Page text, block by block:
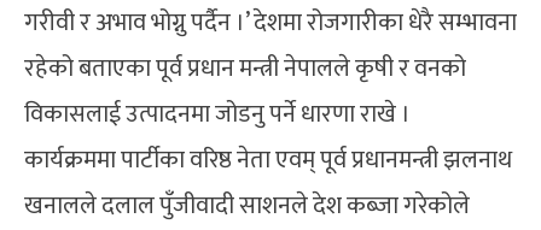
गरीवी र अभाव भोग्नु पर्दैन ।’ देशमा रोजगारीका धेरै सम्भावना
रहेको बताएका पूर्व प्रधान मन्त्री नेपालले कृषी र वनको
विकासलाई उत्पादनमा जोडनु पर्ने धारणा राखे ।
कार्यक्रममा पार्टीका वरिष्ठ नेता एवम् पूर्व प्रधानमन्त्री झलनाथ
खनालले दलाल पुँजीवादी साशनले देश कब्जा गरेकोले